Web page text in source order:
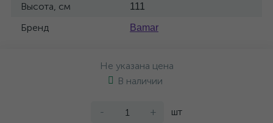
Высота, см 111
Бренд Bamar
Не указана цена
В наличии
- + шт